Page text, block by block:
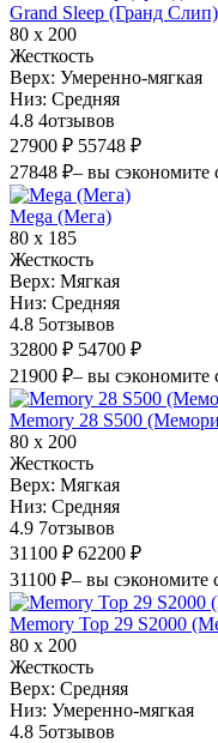
Grand Sleep (Гранд Слип)
80 х 200
Жесткость
Верх: Умеренно-мягкая
Низ: Средняя
4.8 4отзывов
27900 ₽ 55748 ₽
27848 ₽– вы сэкономите
Mega (Мега)
80 х 185
Жесткость
Верх: Мягкая
Низ: Средняя
4.8 5отзывов
32800 ₽ 54700 ₽
21900 ₽– вы сэкономите
Memory 28 S500
80 х 200
Жесткость
Верх: Мягкая
Низ: Средняя
4.9 7отзывов
31100 ₽ 62200 ₽
31100 ₽– вы сэкономите
Memory Top 29 S2000
80 х 200
Жесткость
Верх: Средняя
Низ: Умеренно-мягкая
4.8 5отзывов